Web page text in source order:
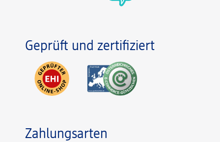
Geprüft und zertifiziert
Zahlungsarten